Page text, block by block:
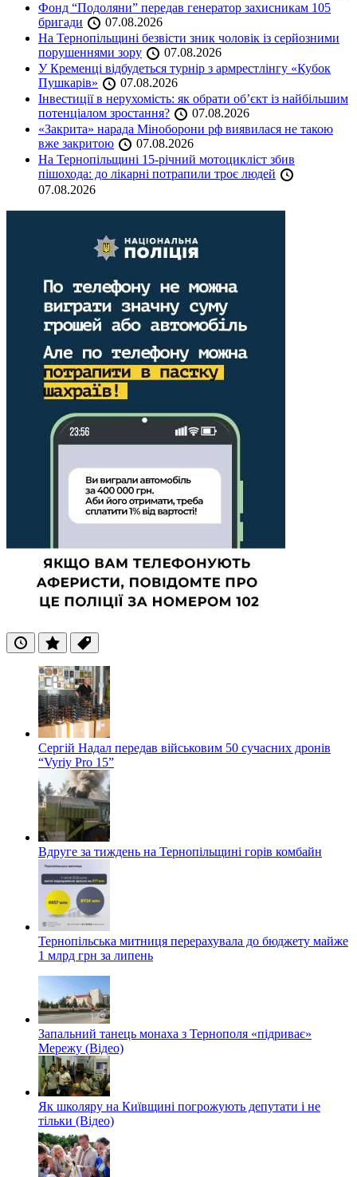
Фонд “Подоляни” передав генератор захисникам 105
бригади
07.08.2026
На Тернопільщині безвісти зник чоловік із серйозними
порушеннями зору
07.08.2026
У Кременці відбудеться турнір з армрестлінгу «Кубок
Пушкарів»
07.08.2026
Інвестиції в нерухомість: як обрати об’єкт із найбільшим
потенціалом зростання?
07.08.2026
«Закрита» нарада Міноборони рф виявилася не такою
вже закритою
07.08.2026
На Тернопільщині 15-річний мотоцикліст збив
пішохода: до лікарні потрапили троє людей
07.08.2026
ОстанніПопулярні
Теги
Сергій Надал передав військовим 50 сучасних дронів
“Vyriy Pro 15”
Вдруге за тиждень на Тернопільщині горів комбайн
Тернопільська митниця перерахувала до бюджету майже
1 млрд грн за липень
Запальний танець монаха з Тернополя «підриває»
Мережу (Відео)
Як школяру на Київщині погрожують депутати і не
тільки (Відео)